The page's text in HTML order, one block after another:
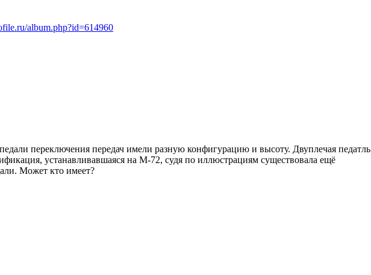
album.php?id=614960
переключения передач имели разную конфигурацию и высоту. Двуплечая педатль
устанавливавшаяся на М-72, судя по иллюстрациям существовала ещё
Может кто имеет?